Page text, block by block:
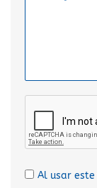
Al usar